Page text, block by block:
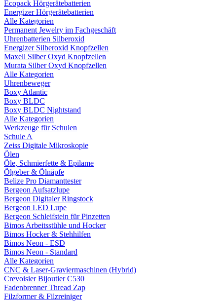
Ecopack Hörgerätebatterien
Energizer Hörgerätebatterien
Alle Kategorien
Permanent Jewelry im Fachgeschäft
Uhrenbatterien Silberoxid
Energizer Silberoxid Knopfzellen
Maxell Silber Oxyd Knopfzellen
Murata Silber Oxyd Knopfzellen
Alle Kategorien
Uhrenbeweger
Boxy Atlantic
Boxy BLDC
Boxy BLDC Nightstand
Alle Kategorien
Werkzeuge für Schulen
Schule A
Zeiss Digitale Mikroskopie
Ölen
Öle, Schmierfette & Epilame
Ölgeber & Ölnäpfe
Belize Pro Diamanttester
Bergeon Aufsatzlupe
Bergeon Digitaler Ringstock
Bergeon LED Lupe
Bergeon Schleifstein für Pinzetten
Bimos Arbeitsstühle und Hocker
Bimos Hocker & Stehhilfen
Bimos Neon - ESD
Bimos Neon - Standard
Alle Kategorien
CNC & Laser-Graviermaschinen (Hybrid)
Crevoisier Bijoutier C530
Fadenbrenner Thread Zap
Filzformer & Filzreiniger